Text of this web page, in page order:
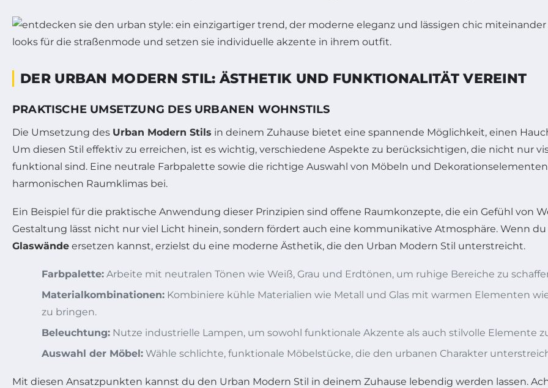
DER URBAN MODERN STIL: ÄSTHETIK UND FUNKTIONALITÄT VEREINT
PRAKTISCHE UMSETZUNG DES URBANEN WOHNSTILS
Die Umsetzung des Urban Modern Stils in deinem Zuhause bietet eine spannende Möglichkeit, einen
Um diesen Stil effektiv zu erreichen, ist es wichtig, verschiedene Aspekte zu berücksichtigen, die nicht nur
funktional sind. Eine neutrale Farbpalette sowie die richtige Auswahl von Möbeln und
harmonischen Raumklimas bei.
Ein Beispiel für die praktische Anwendung dieser Prinzipien sind offene Raumkonzepte, die ein Gefühl von
Gestaltung lässt nicht nur viel Licht hinein, sondern fördert auch eine kommunikative Atmosphäre. Wenn
Glaswände ersetzen kannst, erzielst du eine moderne Ästhetik, die den Urban Modern Stil unterstreicht.
Farbpalette: Arbeite mit neutralen Tönen wie Weiß, Grau und Erdtönen, um ruhige Bereiche zu
Materialkombinationen: Kombiniere kühle Materialien wie Metall und Glas mit warmen Elementen
zu bringen.
Beleuchtung: Nutze industrielle Lampen, um sowohl funktionale Akzente als auch stilvolle Elemente
Auswahl der Möbel: Wähle schlichte, funktionale Möbelstücke, die den urbanen Charakter
Mit diesen Ansatzpunkten kannst du den Urban Modern Stil in deinem Zuhause lebendig werden lassen.